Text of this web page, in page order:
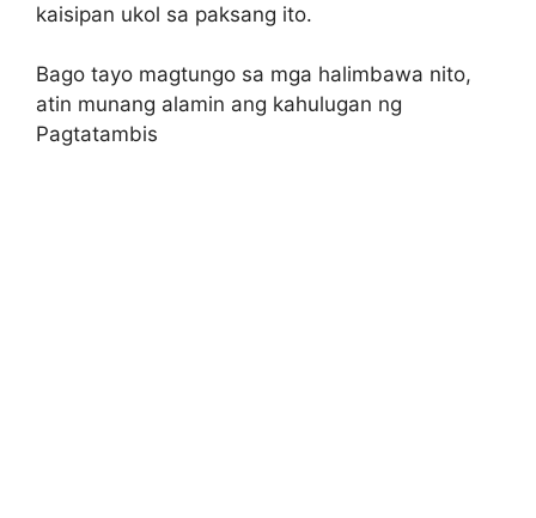
kaisipan ukol sa paksang ito.
Bago tayo magtungo sa mga halimbawa nito,
atin munang alamin ang kahulugan ng
Pagtatambis